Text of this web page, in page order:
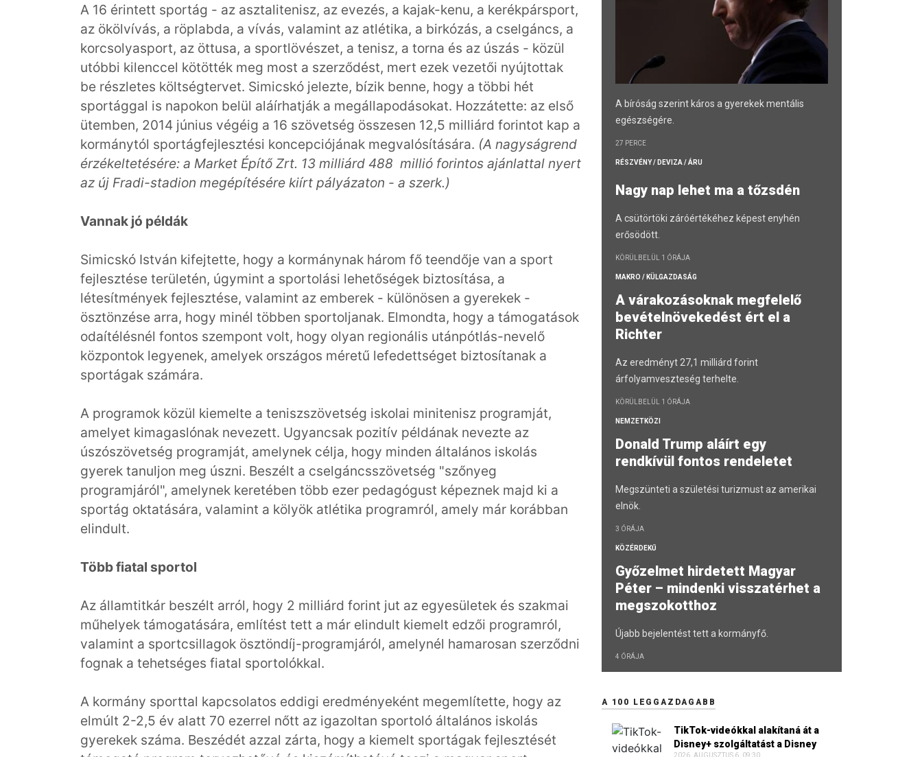
A 16 érintett sportág - az asztalitenisz, az evezés, a kajak-kenu, a kerékpársport,
az ökölvívás, a röplabda, a vívás, valamint az atlétika, a birkózás, a cselgáncs, a
korcsolyasport, az öttusa, a sportlövészet, a tenisz, a torna és az úszás - közül
utóbbi kilenccel kötötték meg most a szerződést, mert ezek vezetői nyújtottak
be részletes költségtervet. Simicskó jelezte, bízik benne, hogy a többi hét
sportággal is napokon belül aláírhatják a megállapodásokat. Hozzátette: az első
ütemben, 2014 június végéig a 16 szövetség összesen 12,5 milliárd forintot kap a
kormánytól sportágfejlesztési koncepciójának megvalósítására. (A nagyságrend
érzékeltetésére: a Market Építő Zrt. 13 milliárd 488 millió forintos ajánlattal nyert
az új Fradi-stadion megépítésére kiírt pályázaton - a szerk.)
Vannak jó példák
Simicskó István kifejtette, hogy a kormánynak három fő teendője van a sport
fejlesztése területén, úgymint a sportolási lehetőségek biztosítása, a
létesítmények fejlesztése, valamint az emberek - különösen a gyerekek -
ösztönzése arra, hogy minél többen sportoljanak. Elmondta, hogy a támogatások
odaítélésnél fontos szempont volt, hogy olyan regionális utánpótlás-nevelő
központok legyenek, amelyek országos méretű lefedettséget biztosítanak a
sportágak számára.
A programok közül kiemelte a teniszszövetség iskolai minitenisz programját,
amelyet kimagaslónak nevezett. Ugyancsak pozitív példának nevezte az
úszószövetség programját, amelynek célja, hogy minden általános iskolás
gyerek tanuljon meg úszni. Beszélt a cselgáncsszövetség "szőnyeg
programjáról", amelynek keretében több ezer pedagógust képeznek majd ki a
sportág oktatására, valamint a kölyök atlétika programról, amely már korábban
elindult.
Több fiatal sportol
Az államtitkár beszélt arról, hogy 2 milliárd forint jut az egyesületek és szakmai
műhelyek támogatására, említést tett a már elindult kiemelt edzői programról,
valamint a sportcsillagok ösztöndíj-programjáról, amelynél hamarosan szerződni
fognak a tehetséges fiatal sportolókkal.
A kormány sporttal kapcsolatos eddigi eredményeként megemlítette, hogy az
elmúlt 2-2,5 év alatt 70 ezerrel nőtt az igazoltan sportoló általános iskolás
gyerekek száma. Beszédét azzal zárta, hogy a kiemelt sportágak fejlesztését
A bíróság szerint káros a gyerekek mentális
egészségére.
27 PERCE
RÉSZVÉNY / DEVIZA / ÁRU
Nagy nap lehet ma a tőzsdén
A csütörtöki záróértékéhez képest enyhén
erősödött.
KÖRÜLBELÜL 1 ÓRÁJA
MAKRO / KÜLGAZDASÁG
A várakozásoknak megfelelő
bevételnövekedést ért el a
Richter
Az eredményt 27,1 milliárd forint
árfolyamveszteség terhelte.
KÖRÜLBELÜL 1 ÓRÁJA
NEMZETKÖZI
Donald Trump aláírt egy
rendkívül fontos rendeletet
Megszünteti a születési turizmust az amerikai
elnök.
3 ÓRÁJA
KÖZÉRDEKŰ
Győzelmet hirdetett Magyar
Péter – mindenki visszatérhet a
megszokotthoz
Újabb bejelentést tett a kormányfő.
4 ÓRÁJA
A 100 LEGGAZDAGABB
TikTok-videókkal alakítaná át a
Disney+ szolgáltatást a Disney
2026. AUGUSZTUS 6. 09:30